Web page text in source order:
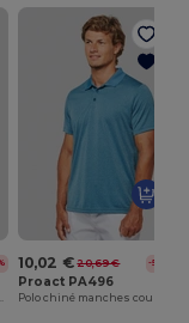
10,02 € 20,69 € -52%
Proact PA496